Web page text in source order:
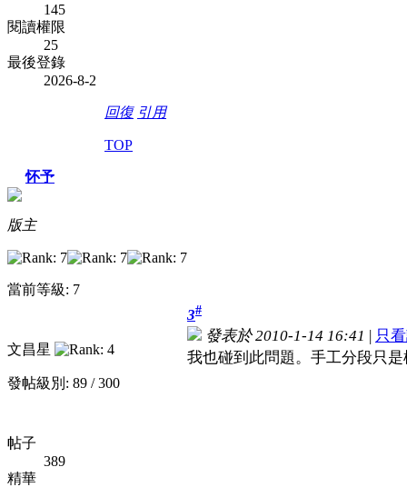
145
閱讀權限
25
最後登錄
2026-8-2
回復 引用
TOP
怀予
版主
當前等級: 7
文昌星
發帖級別: 89 / 300
帖子
389
精華
3#
發表於 2010-1-14 16:41 | 只
我也碰到此問題。手工分段只